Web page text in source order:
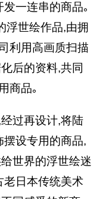
一连串的商品｡
浮世绘作品,由拥
利用高画质扫描
后的资料,共同
商品｡
过再设计,将陆
设专用的商品,
世界的浮世绘迷
老日本传统美术